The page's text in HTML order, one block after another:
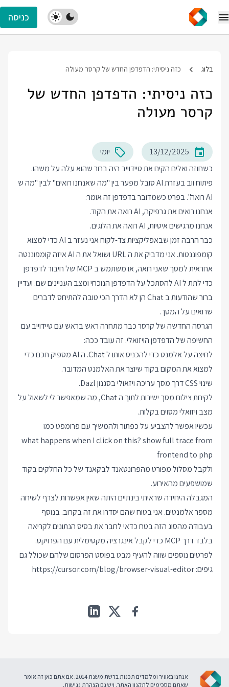
כניסה
בלוג כזה ניסיתי: הדפדפן החדש של קרסר מעולה
כזה ניסיתי: הדפדפן החדש של
קרסר מעולה
13/12/2025
יומי
כשחוזה ואלים הקים את טיידוייב היה ברור שהוא עלה על משהו.
פיתוח ווב בעזרת AI סובל מפער בין "מה שאנחנו רואים" לבין "מה ש
AI רואה". בפרט כשמדובר בדפדפן זה אומר:
אנחנו רואים את גרפיקה, AI רואה את הקוד.
אנחנו מרגישים איטיות, AI רואה את הלוגים.
כבר הרבה זמן שבאפליקציות צד-לקוח אני נעזר ב AI כדי למצוא
קומפוננטות. אני מדביק את ה URL ושואל את ה AI איזה קומפוננטה
אחראית למסך שאני רואה, או משתמש ב MCP של חיבור לדפדפן
כדי לתת ל AI להסתכל על הדפדפן הנוכחי ומצב העניינים שם. ועדיין
ברור שהודעות ב Chat הן לא הדרך הכי טובה להתיחס לדברים
שרואים על המסך.
הגרסה החדשה של קרסר כבר מתחרה ראש בראש עם טיידוייב עם
החשיפה של הדפדפן הויזואלי. זה עובד ככה:
לחיצה על אלמנט כדי להכניס אותו ל Chat. ה AI מספיק חכם כדי
למצוא את המקום בקוד שיוצר את האלמנט המדובר.
שינוי CSS דרך מסך עריכה ויזאולי בסגנון Dazl.
לקיחת צילום מסך ישירות לתוך ה Chat, מה שמאפשר לי לשאול על
מצב ויזואלי מסוים בקלות.
עכשיו אפשר להצביע על כפתור ולהמשיך עם פרומפט כמו
what happens when I click on this? show full trace from
frontend to php
ולקבל מסלול מפורט מהפרונטאנד לבקאנד של כל החלקים בקוד
שמושפעים מהאירוע.
המגבלה היחידה שראיתי בינתיים היתה שאין אפשרות לצרף לשיחה
מספר אלמנטים. אני בטוח שהם יסדרו את זה בקרוב. בנוסף
בעבודה מהסוג הזה בטח כדאי לחבר את בסיס הנתונים לקריאה
בלבד דרך MCP כדי לקבל אינגרציה מקסימלית עם הפרויקט.
לפרטים נוספים שווה להעיף מבט בפוסט הפרסום שלהם שכולל גם
גיפים:https://cursor.com/blog/browser-visual-editor
אנחנו באוויר ומלמדים תכנות ברשת משנת 2014. אם אתם כאן זה אומר
שאתם מסכימים לתקנון האתר. ויש גם הצהרת נגישות.